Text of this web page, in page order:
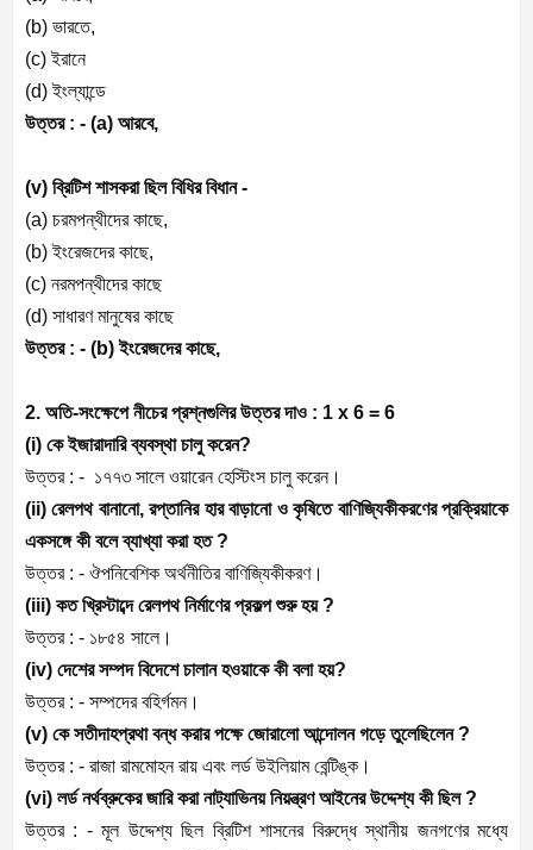
(b) ভারতে,
(c) ইরানে
(d) ইংল্যান্ডে
উত্তর : - (a) আরবে,
(v) ব্রিটিশ শাসকরা ছিল বিধির বিধান -
(a) চরমপন্থীদের কাছে,
(b) ইংরেজদের কাছে,
(c) নরমপন্থীদের কাছে
(d) সাধারণ মানুষের কাছে
উত্তর : - (b) ইংরেজদের কাছে,
2. অতি-সংক্ষেপে নীচের প্রশ্নগুলির উত্তর দাও : 1 x 6 = 6
(i) কে ইজারাদারি ব্যবস্থা চালু করেন?
উত্তর : - ১৭৭৩ সালে ওয়ারেন হেস্টিংস চালু করেন।
(ii) রেলপথ বানানো, রপ্তানির হার বাড়ানো ও কৃষিতে বাণিজ্যিকীকরণের প্রক্রিয়াকে
একসঙ্গে কী বলে ব্যাখ্যা করা হত ?
উত্তর : - ঔপনিবেশিক অর্থনীতির বাণিজ্যিকীকরণ।
(iii) কত খ্রিস্টাব্দে রেলপথ নির্মাণের প্রকল্প শুরু হয় ?
উত্তর : - ১৮৫৪ সালে।
(iv) দেশের সম্পদ বিদেশে চালান হওয়াকে কী বলা হয়?
উত্তর : - সম্পদের বহির্গমন।
(v) কে সতীদাহপ্রথা বন্ধ করার পক্ষে জোরালো আন্দোলন গড়ে তুলেছিলেন ?
উত্তর : - রাজা রামমোহন রায় এবং লর্ড উইলিয়াম বেন্টিঙ্ক।
(vi) লর্ড নর্থব্রুকের জারি করা নাট্যাভিনয় নিয়ন্ত্রণ আইনের উদ্দেশ্য কী ছিল ?
উত্তর : - মূল উদ্দেশ্য ছিল ব্রিটিশ শাসনের বিরুদ্ধে স্থানীয় জনগণের মধ্যে